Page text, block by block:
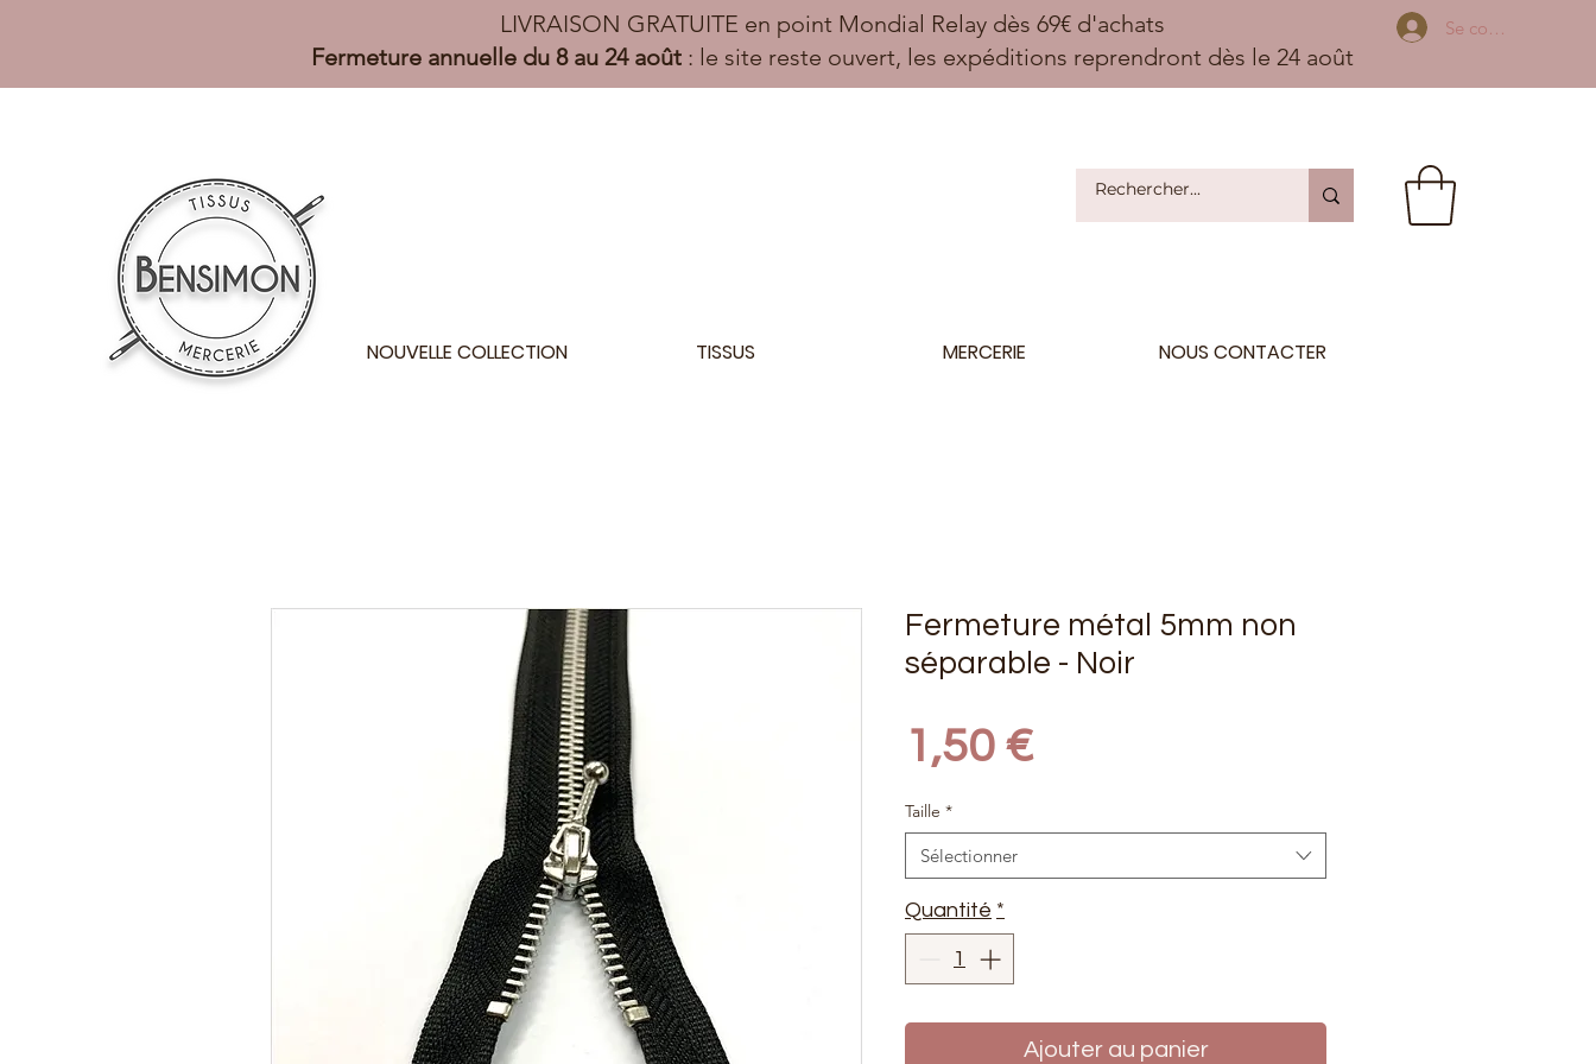
LIVRAISON GRATUITE en point Mondial Relay dès 69€ d'achats
Fermeture annuelle du 8 au 24 août: le site reste ouvert, les expéditions reprendront dès le 24 août
Se connecter
NOUVELLE COLLECTION TISSUS MERCERIE NOUS CONTACTER
Fermeture métal 5mm non
séparable - Noir
1,50 €Prix
Taille *
Sélectionner
Quantité *
Ajouter au panier